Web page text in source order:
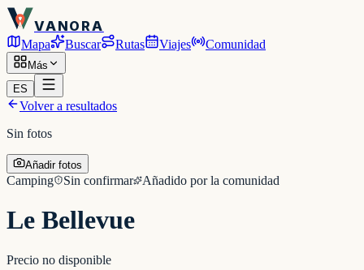
VANORA
Mapa Buscar Rutas Viajes Comunidad
Más
ES
Volver a resultados
Sin fotos
Añadir fotos
Camping Sin confirmar Añadido por la comunidad
Le Bellevue
Precio no disponible